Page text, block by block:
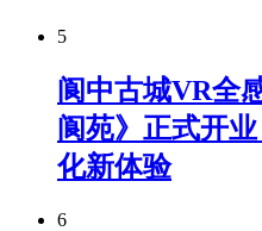
5
阆中古城VR全
阆苑》正式开
化新体验
6